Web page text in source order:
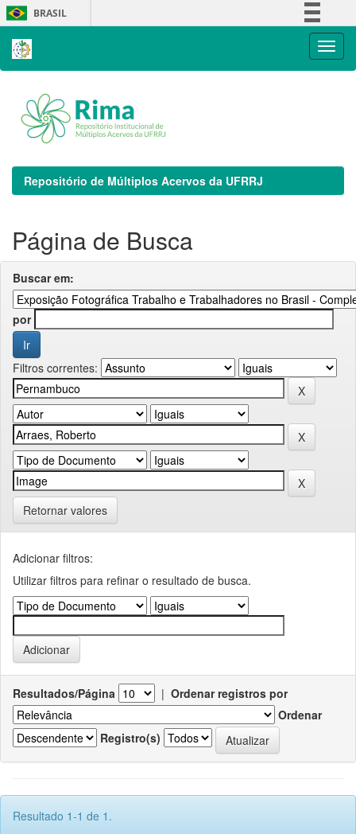
Skip
navigation
BRASIL
Repositório de Múltiplos Acervos da UFRRJ
Página de Busca
Buscar em:
por
Filtros correntes:
Retornar valores
Adicionar filtros:
Utilizar filtros para refinar o resultado de busca.
Resultados/Página | Ordenar registros por
Ordenar
Registro(s)
Resultado 1-1 de 1.